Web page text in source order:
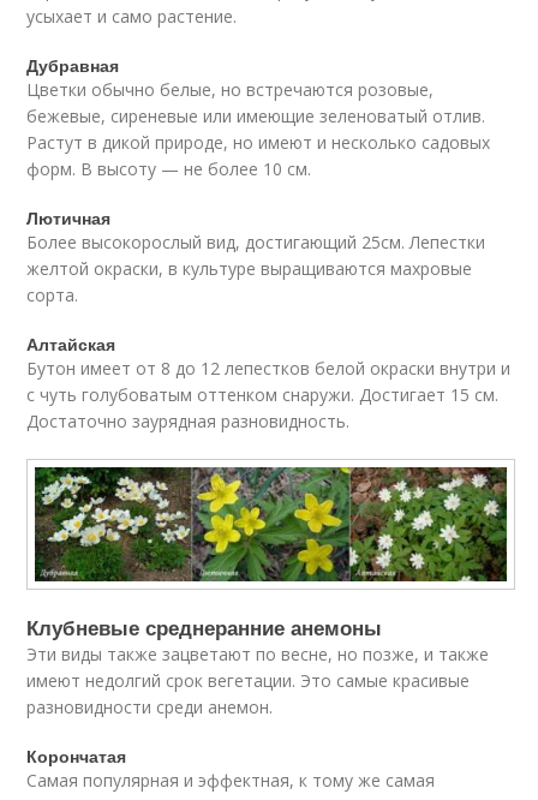
усыхает и само растение.
Дубравная
Цветки обычно белые, но встречаются розовые,
бежевые, сиреневые или имеющие зеленоватый отлив.
Растут в дикой природе, но имеют и несколько садовых
форм. В высоту — не более 10 см.
Лютичная
Более высокорослый вид, достигающий 25см. Лепестки
желтой окраски, в культуре выращиваются махровые
сорта.
Алтайская
Бутон имеет от 8 до 12 лепестков белой окраски внутри и
с чуть голубоватым оттенком снаружи. Достигает 15 см.
Достаточно заурядная разновидность.
Клубневые среднеранние анемоны
Эти виды также зацветают по весне, но позже, и также
имеют недолгий срок вегетации. Это самые красивые
разновидности среди анемон.
Корончатая
Самая популярная и эффектная, к тому же самая